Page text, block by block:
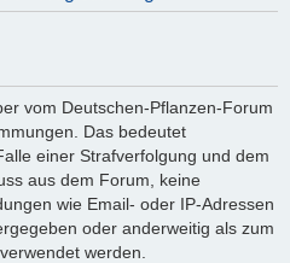
vom Deutschen-Pflanzen-Forum
Das bedeutet
einer Strafverfolgung und dem
aus dem Forum, keine
wie Email- oder IP-Adressen
oder anderweitig als zum
werden.